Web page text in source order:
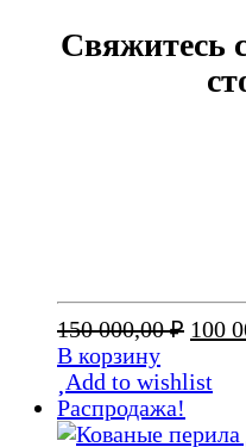
Свяжитесь
150 000,00₽ 100
В корзину
Add to wishlist
Распродажа!